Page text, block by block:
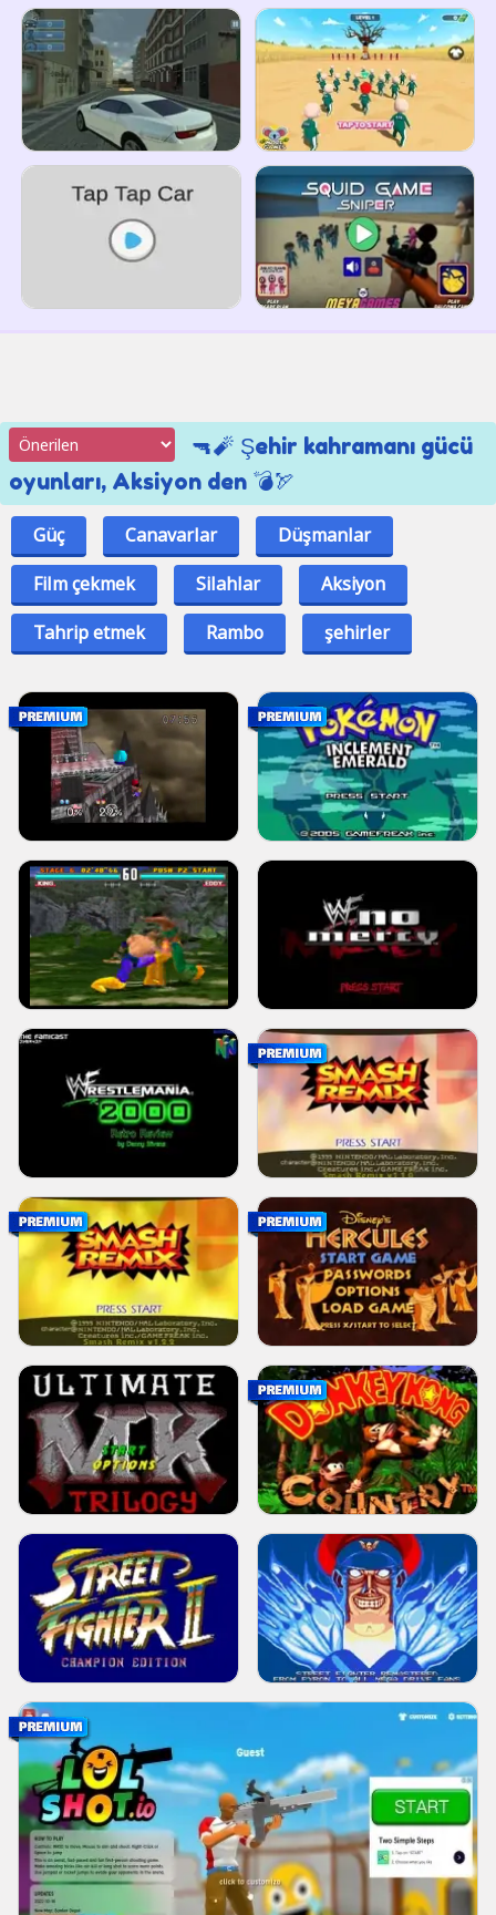
🔫🧨 Şehir kahramanı gücü
oyunları, Aksiyon den 💣🏹
Güç Canavarlar
Düşmanlar
Film çekmek
Silahlar
Aksiyon
Tahrip etmek
Rambo şehirler